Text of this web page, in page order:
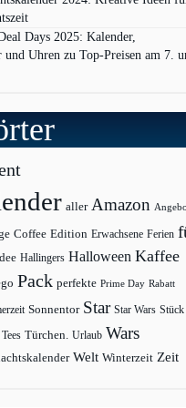
Days 2025: Kalender,
und Uhren zu Top-Preisen am 7.
aller Amazon
Coffee Edition Erwachsene Ferien
Hallingers Halloween Kaffee
Pack perfekte Prime Day Rabatt
Sonnentor Star Star Wars Stück
Tees Türchen. Urlaub Wars
Welt Winterzeit Zeit